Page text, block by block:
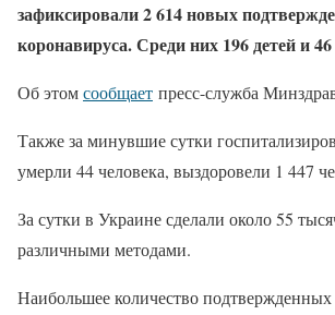
зафиксировали 2 614 новых
коронавируса. Среди них 196 детей и
Об этомсообщает пресс-служба
Также за минувшие сутки
умерли 44 человека, выздоровели 1 447
За сутки в Украине сделали около 55
различными методами.
Наибольшее количество подтвержденных